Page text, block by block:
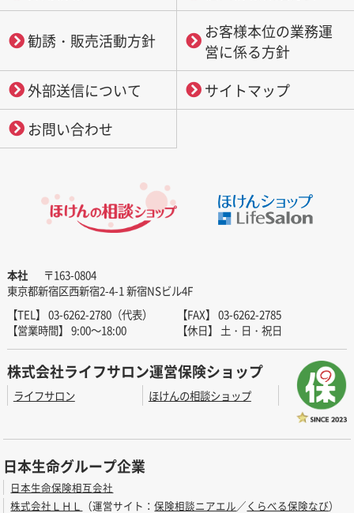
勧誘・販売活動方針
お客様本位の業務運
営に係る方針
外部送信について
サイトマップ
お問い合わせ
本社
〒163-0804
東京都新宿区西新宿2-4-1 新宿NSビル4F
【TEL】 03-6262-2780（代表）
【FAX】 03-6262-2785
【営業時間】 9:00～18:00
【休日】 土・日・祝日
株式会社ライフサロン運営保険ショップ
ライフサロン ほけんの相談ショップ
日本生命グループ企業
日本生命保険相互会社
株式会社ＬＨＬ （運営サイト：保険相談ニアエル／くらべる保険なび）